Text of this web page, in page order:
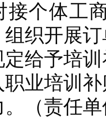
接个体工
组织开展
给予培
业培训
。（责任